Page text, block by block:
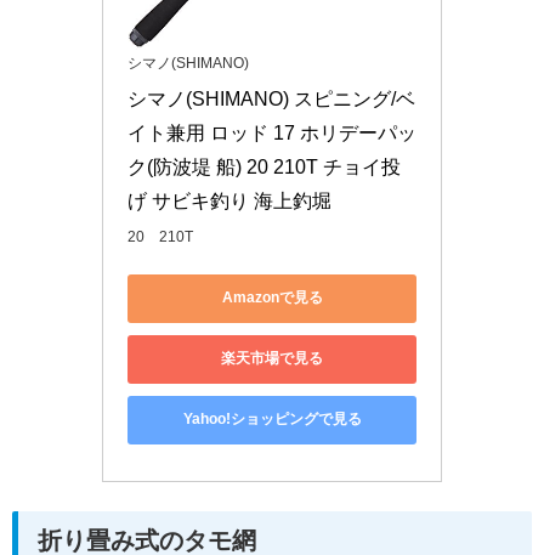
シマノ(SHIMANO)
シマノ(SHIMANO) スピニング/ベ
イト兼用 ロッド 17 ホリデーパッ
ク(防波堤 船) 20 210T チョイ投
げ サビキ釣り 海上釣堀
20 210T
Amazonで見る
楽天市場で見る
Yahoo!ショッピングで見る
折り畳み式のタモ網